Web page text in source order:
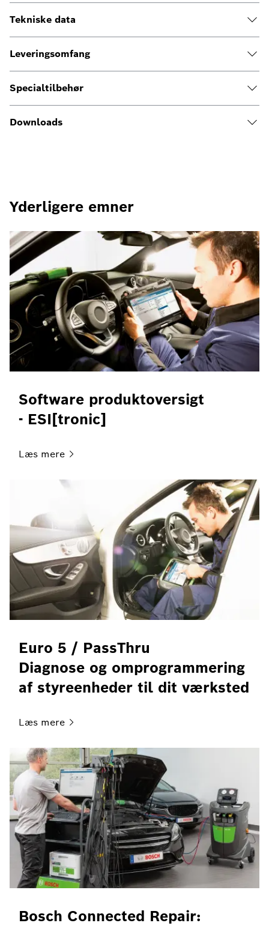
Tekniske data
Leveringsomfang
Specialtilbehør
Downloads
Yderligere emner
Software produktoversigt
- ESI[tronic]
Læs mere
Euro 5 / PassThru
Diagnose og omprogrammering
af styreenheder til dit værksted
Læs mere
Bosch Connected Repair: